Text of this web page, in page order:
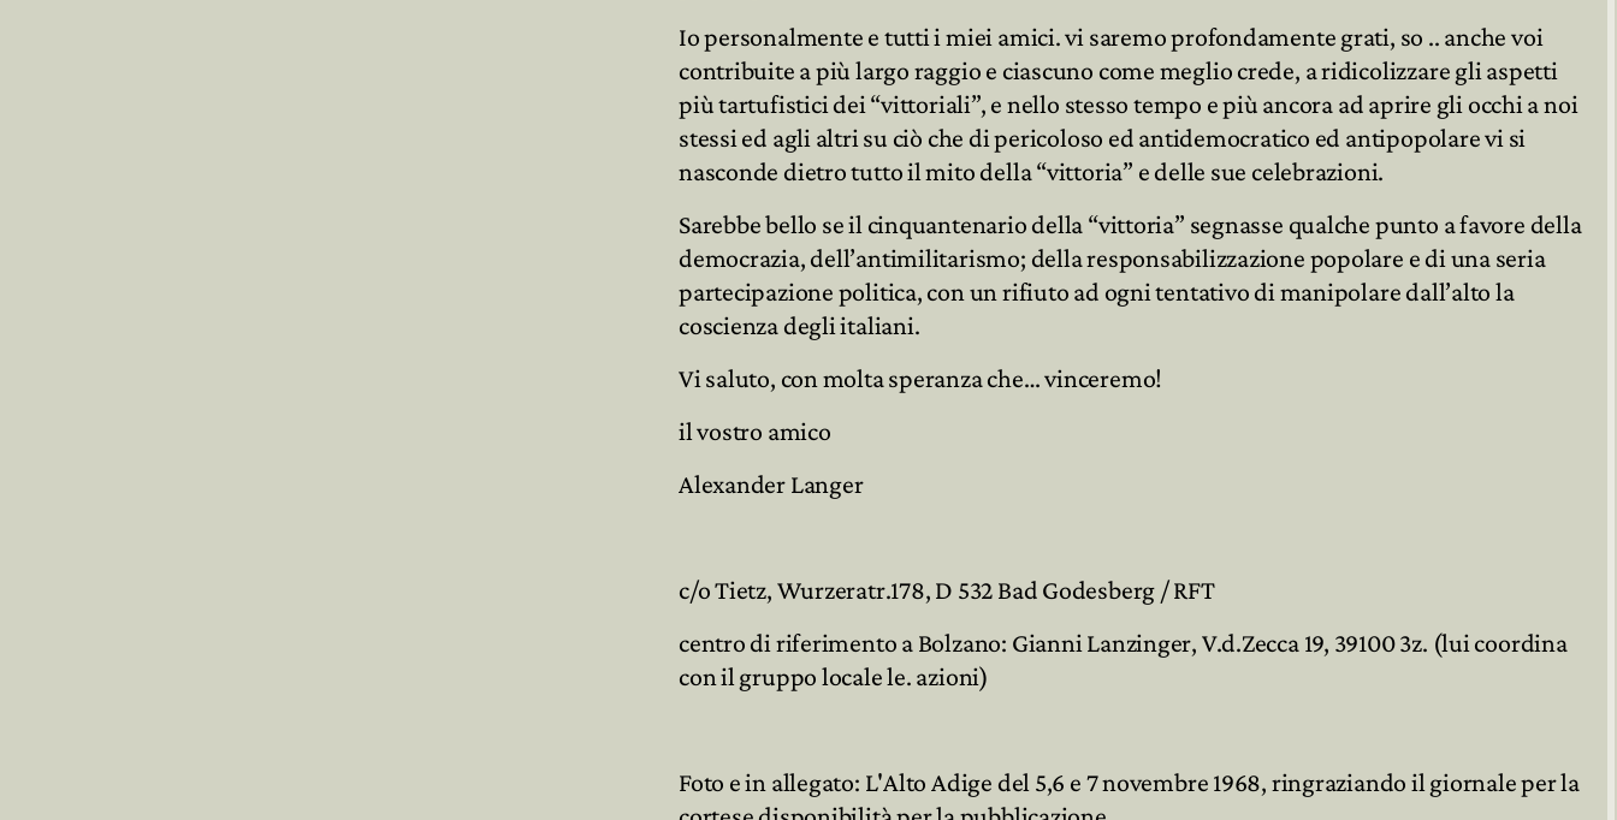
Io personalmente e tutti i miei amici. vi saremo profondamente grati, so .. anche voi
contribuite a più largo raggio e ciascuno come meglio crede, a ridicolizzare gli aspetti
più tartufistici dei “vittoriali”, e nello stesso tempo e più ancora ad aprire gli occhi a noi
stessi ed agli altri su ciò che di pericoloso ed antidemocratico ed antipopolare vi si
nasconde dietro tutto il mito della “vittoria” e delle sue celebrazioni.
Sarebbe bello se il cinquantenario della “vittoria” segnasse qualche punto a favore della
democrazia, dell’antimilitarismo; della responsabilizzazione popolare e di una seria
partecipazione politica, con un rifiuto ad ogni tentativo di manipolare dall’alto la
coscienza degli italiani.
Vi saluto, con molta speranza che… vinceremo!
il vostro amico
Alexander Langer
c/o Tietz, Wurzeratr.178, D 532 Bad Godesberg / RFT
centro di riferimento a Bolzano: Gianni Lanzinger, V.d.Zecca 19, 39100 3z. (lui coordina
con il gruppo locale le. azioni)
Foto e in allegato: L'Alto Adige del 5,6 e 7 novembre 1968, ringraziando il giornale per la